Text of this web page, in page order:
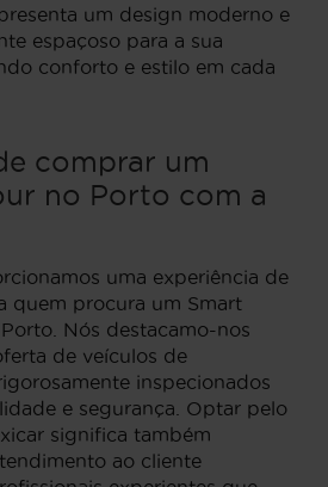
um design moderno e
espaçoso para a sua
conforto e estilo em cada
comprar um
no Porto com a
uma experiência de
quem procura um Smart
Nós destacamo-nos
de veículos de
inspecionados
e segurança. Optar pelo
significa também
ao cliente